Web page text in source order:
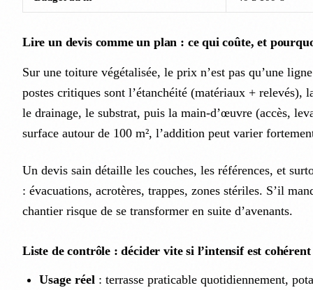
Lire un devis comme un plan : ce qui coûte, et
Sur une toiture végétalisée, le prix n’est pas qu’une
postes critiques sont l’étanchéité (matériaux + relevés),
le drainage, le substrat, puis la main-d’œuvre (accès,
surface autour de 100 m², l’addition peut varier
Un devis sain détaille les couches, les références, et
: évacuations, acrotères, trappes, zones stériles. S’il
chantier risque de se transformer en suite d’avenants.
Liste de contrôle : décider vite si l’intensif est cohérent
Usage réel : terrasse praticable quotidiennement,